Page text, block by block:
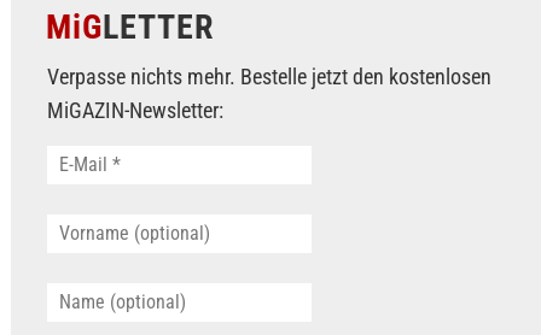
MiGLETTER
Verpasse nichts mehr. Bestelle jetzt den kostenlosen
MiGAZIN-Newsletter: